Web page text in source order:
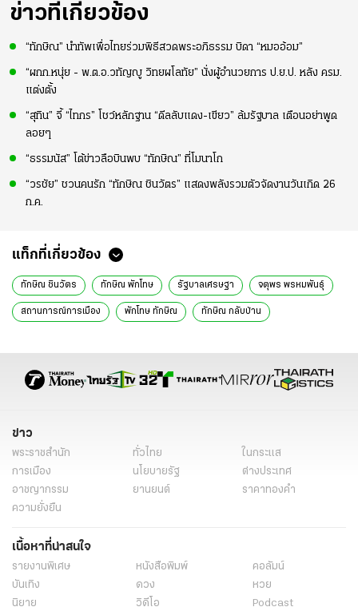
ข่าวที่เกี่ยวข้อง
“ทักษิณ” นำทัพเพื่อไทยร่วมพิธีสวดพระอภิธรรม บิดา “หมออ้อม”
“ผกก.หนุ่ย - พ.ต.อ.วทัญญู วิทยผโลทัย” นั่งผู้อำนวยการ ป.ย.ป. หลัง ครม.
แต่งตั้ง
“สุทิน” จี้ “ไทกร” โชว์หลักฐาน “ดีลลับแดง-เขียว” ล้มรัฐบาล เตือนอย่าพูด
ลอยๆ
“ธรรมนัส” โต้ข่าวลือบินพบ “ทักษิณ” ที่โมนาโก
“วรชัย” ชวนคนรัก “ทักษิณ ชินวัตร” แสดงพลังรวมตัวจัดงานวันเกิด 26
ก.ค.
แท็กที่เกี่ยวข้อง
ทักษิณ ชินวัตร ทักษิณ พักโทษ รัฐบาลเศรษฐา จตุพร พรหมพันธุ์
สถานการณ์การเมือง พักโทษ ทักษิณ ทักษิณ กลับบ้าน
ข่าว
พระราชสำนัก ทั่วไทย
ในกระแส
การเมือง
นโยบายรัฐ
ต่างประเทศ
อาชญากรรม
ยานยนต์
ราคาทองคำ
ความยั่งยืน
เนื้อหาที่น่าสนใจ
รายงานพิเศษ หนังสือพิมพ์
คอลัมน์
บันเทิง
ดวง
หวย
นิยาย
วิดีโอ
Podcast